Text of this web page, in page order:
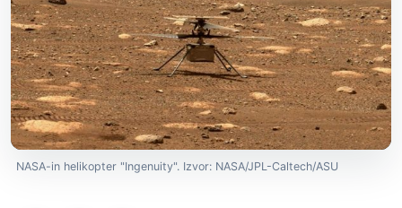
NASA-in helikopter "Ingenuity". Izvor: NASA/JPL-Caltech/ASU